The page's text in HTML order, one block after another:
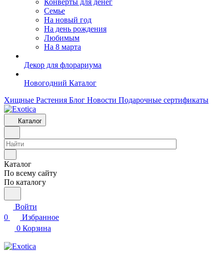
Конверты для денег
Семье
На новый год
На день рождения
Любимым
На 8 марта
Декор для флорариума
Новогодний Каталог
Хищные Растения Блог Новости Подарочные сертификаты
Каталог
Каталог
По всему сайту
По каталогу
Войти
0
Избранное
0 Корзина